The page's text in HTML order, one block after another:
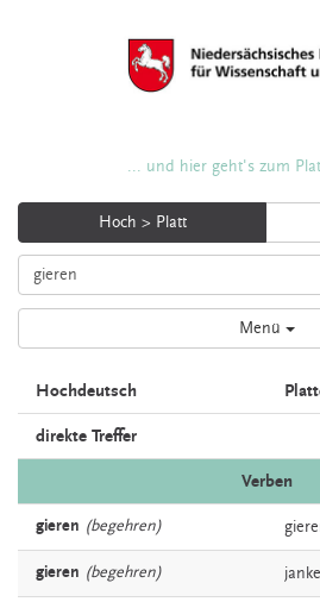
... und hier geht's zum
Hoch > Platt
Menü
Hochdeutsch
direkte Treffer
Verben
gieren (begehren)
gieren (begehren)